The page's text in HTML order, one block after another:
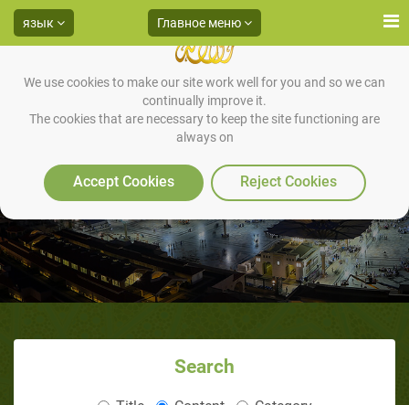
We use cookies to make our site work well for you and so we can
continually improve it.
The cookies that are necessary to keep the site functioning are
always on
Accept Cookies Reject Cookies
язык Главное меню
Нравы.ЧАСТЬ 1
Search